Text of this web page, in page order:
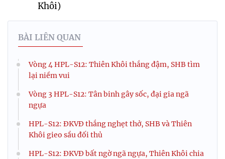
Khôi)
BÀI LIÊN QUAN
Vòng 4 HPL-S12: Thiên Khôi thắng đậm, SHB tìm
lại niềm vui
Vòng 3 HPL-S12: Tân binh gây sốc, đại gia ngã
ngựa
HPL-S12: ĐKVĐ thắng nghẹt thở, SHB và Thiên
Khôi gieo sầu đối thủ
HPL-S12: ĐKVĐ bất ngờ ngã ngựa, Thiên Khôi chia